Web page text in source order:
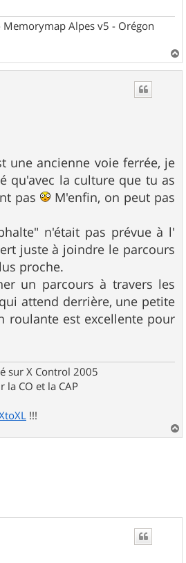
Memorymap Alpes v5 - Orégon
a
une ancienne voie ferrée, je
qu'avec la culture que tu as
pas
M'enfin, on peut pas
n'était pas prévue à l'
juste à joindre le parcours
proche.
un parcours à travers les
attend derrière, une petite
roulante est excellente pour
sur X Control 2005
CO et la CAP
!!!
a